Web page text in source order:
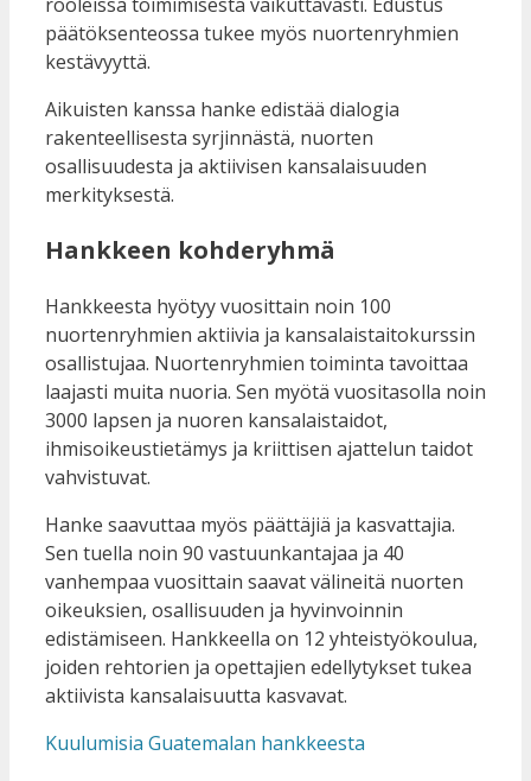
päätöksenteossa tukee myös nuortenryhmien
kestävyyttä.
Aikuisten kanssa hanke edistää dialogia
rakenteellisesta syrjinnästä, nuorten
osallisuudesta ja aktiivisen kansalaisuuden
merkityksestä.
Hankkeen kohderyhmä
Hankkeesta hyötyy vuosittain noin 100
nuortenryhmien aktiivia ja kansalaistaitokurssin
osallistujaa. Nuortenryhmien toiminta tavoittaa
laajasti muita nuoria. Sen myötä vuositasolla noin
3000 lapsen ja nuoren kansalaistaidot,
ihmisoikeustietämys ja kriittisen ajattelun taidot
vahvistuvat.
Hanke saavuttaa myös päättäjiä ja kasvattajia.
Sen tuella noin 90 vastuunkantajaa ja 40
vanhempaa vuosittain saavat välineitä nuorten
oikeuksien, osallisuuden ja hyvinvoinnin
edistämiseen. Hankkeella on 12 yhteistyökoulua,
joiden rehtorien ja opettajien edellytykset tukea
aktiivista kansalaisuutta kasvavat.
Kuulumisia Guatemalan hankkeesta